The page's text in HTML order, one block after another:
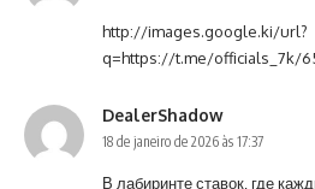
http://images.google.ki/url?
q=https://t.me/officials_7k/
DealerShadow
18 de janeiro de 2026 às 17:37
В лабиринте ставок, где